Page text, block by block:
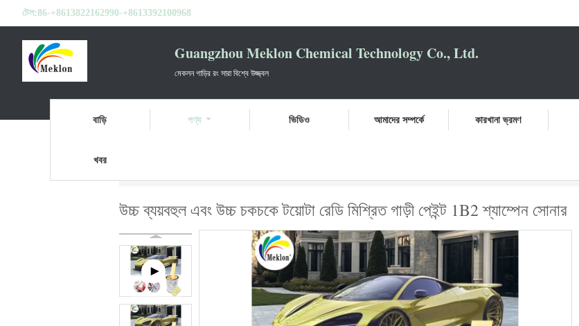
টেল:86-+8613822162990-+8613392100968
Guangzhou Meklon Chemical Technology Co., Ltd.
মেকলন গাড়ির রং সারা বিশ্বে উজ্জ্বল
বাড়ি পণ্য ভিডিও আমাদের সম্পর্কে কারখানা ভ্রমণ
খবর
উচ্চ ব্যয়বহুল এবং উচ্চ চকচকে টয়োটা রেডি মিশ্রিত গাড়ী পেইন্ট 1B2 শ্যাম্পেন সোনার